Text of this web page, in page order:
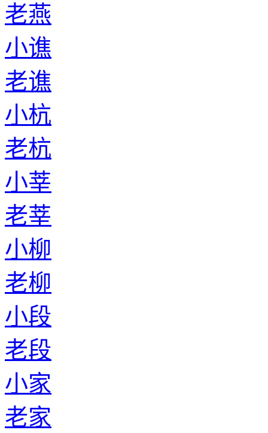
老燕
小谯
老谯
小杭
老杭
小莘
老莘
小柳
老柳
小段
老段
小家
老家